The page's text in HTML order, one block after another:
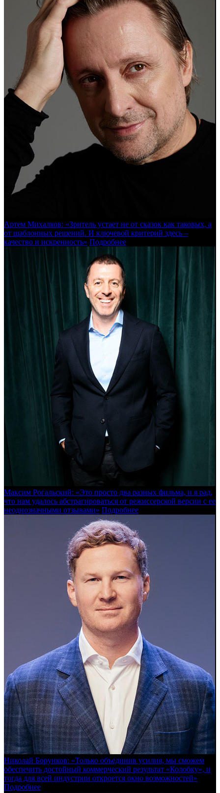
Артем Михалков: «Зритель устает не от сказок как таковых, а
от шаблонных решений. И ключевой критерий здесь –
качество и искренность» Подробнее
Максим Рогальский: «Это просто два разных фильма, и я рад,
что нам удалось абстрагироваться от режиссерской версии с ее
неоднозначными отзывами» Подробнее
Николай Борунков: «Только объединив усилия, мы сможем
обеспечить достойный коммерческий результат «Колобку», и
тогда для всей индустрии откроется окно возможностей»
Подробнее